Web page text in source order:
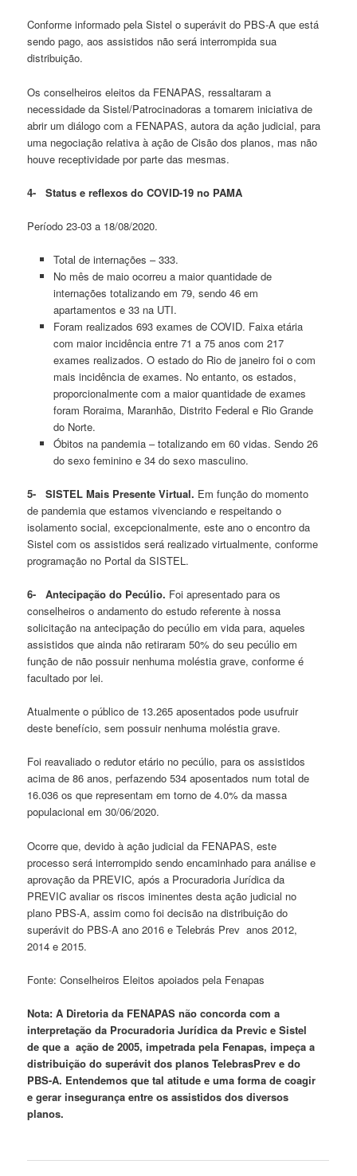
Conforme informado pela Sistel o superávit do PBS-A que está
sendo pago, aos assistidos não será interrompida sua
distribuição.
Os conselheiros eleitos da FENAPAS, ressaltaram a
necessidade da Sistel/Patrocinadoras a tomarem iniciativa de
abrir um diálogo com a FENAPAS, autora da ação judicial, para
uma negociação relativa à ação de Cisão dos planos, mas não
houve receptividade por parte das mesmas.
4-Status e reflexos do COVID-19 no PAMA
Período 23-03 a 18/08/2020.
Total de internações – 333.
No mês de maio ocorreu a maior quantidade de
internações totalizando em 79, sendo 46 em
apartamentos e 33 na UTI.
Foram realizados 693 exames de COVID. Faixa etária
com maior incidência entre 71 a 75 anos com 217
exames realizados. O estado do Rio de janeiro foi o com
mais incidência de exames. No entanto, os estados,
proporcionalmente com a maior quantidade de exames
foram Roraima, Maranhão, Distrito Federal e Rio Grande
do Norte.
Óbitos na pandemia – totalizando em 60 vidas. Sendo 26
do sexo feminino e 34 do sexo masculino.
5-SISTEL Mais Presente Virtual. Em função do momento
de pandemia que estamos vivenciando e respeitando o
isolamento social, excepcionalmente, este ano o encontro da
Sistel com os assistidos será realizado virtualmente, conforme
programação no Portal da SISTEL.
6-Antecipação do Pecúlio. Foi apresentado para os
conselheiros o andamento do estudo referente à nossa
solicitação na antecipação do pecúlio em vida para, aqueles
assistidos que ainda não retiraram 50% do seu pecúlio em
função de não possuir nenhuma moléstia grave, conforme é
facultado por lei.
Atualmente o público de 13.265 aposentados pode usufruir
deste benefício, sem possuir nenhuma moléstia grave.
Foi reavaliado o redutor etário no pecúlio, para os assistidos
acima de 86 anos, perfazendo 534 aposentados num total de
16.036 os que representam em torno de 4.0% da massa
populacional em 30/06/2020.
Ocorre que, devido à ação judicial da FENAPAS, este
processo será interrompido sendo encaminhado para análise e
aprovação da PREVIC, após a Procuradoria Jurídica da
PREVIC avaliar os riscos iminentes desta ação judicial no
plano PBS-A, assim como foi decisão na distribuição do
superávit do PBS-A ano 2016 e Telebrás Prev anos 2012,
2014 e 2015.
Fonte: Conselheiros Eleitos apoiados pela Fenapas
Nota: A Diretoria da FENAPAS não concorda com a
interpretação da Procuradoria Jurídica da Previc e Sistel
de que a ação de 2005, impetrada pela Fenapas, impeça a
distribuição do superávit dos planos TelebrasPrev e do
PBS-A. Entendemos que tal atitude e uma forma de coagir
e gerar insegurança entre os assistidos dos diversos
planos.